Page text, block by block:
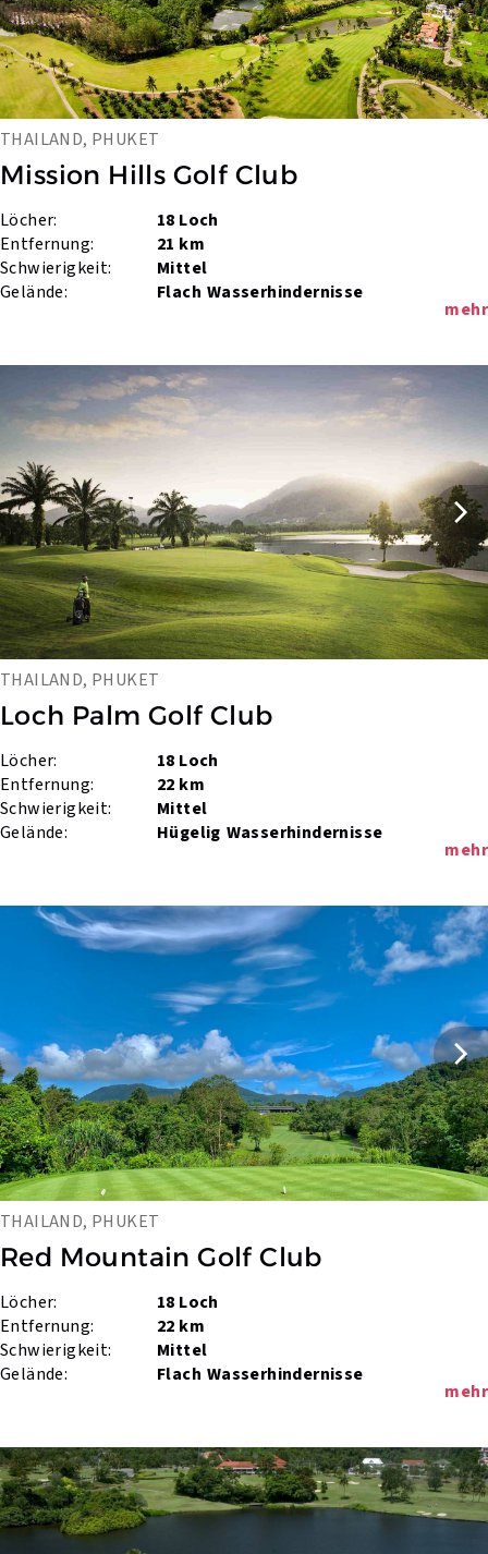
THAILAND, PHUKET
Mission Hills Golf Club
Löcher:
18 Loch
Entfernung:
21 km
Schwierigkeit:
Mittel
Gelände:
Flach Wasserhindernisse
mehr
THAILAND, PHUKET
Loch Palm Golf Club
Löcher:
18 Loch
Entfernung:
22 km
Schwierigkeit:
Mittel
Gelände:
Hügelig Wasserhindernisse
mehr
THAILAND, PHUKET
Red Mountain Golf Club
Löcher:
18 Loch
Entfernung:
22 km
Schwierigkeit:
Mittel
Gelände:
Flach Wasserhindernisse
mehr